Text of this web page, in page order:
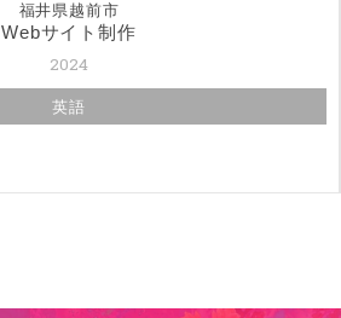
福井県越前市
Webサイト制作
2024
英語